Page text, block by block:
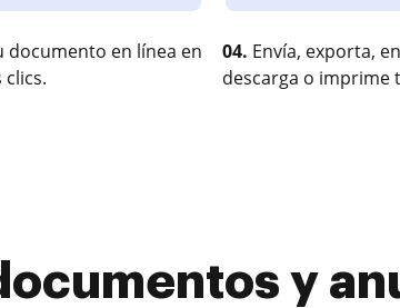
documento en línea en
04. Envía, exporta,
descarga o imprime
y